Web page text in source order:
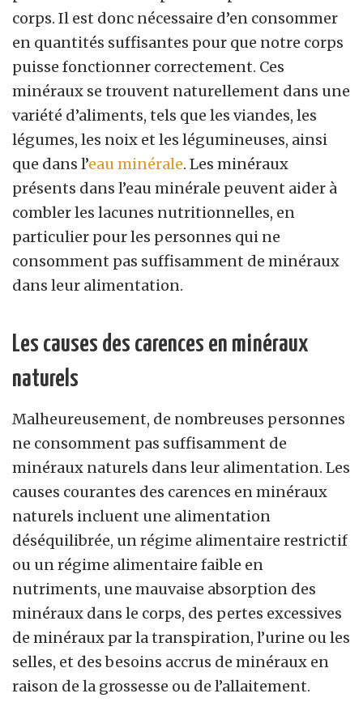
corps. Il est donc nécessaire d’en consommer
en quantités suffisantes pour que notre corps
puisse fonctionner correctement. Ces
minéraux se trouvent naturellement dans une
variété d’aliments, tels que les viandes, les
légumes, les noix et les légumineuses, ainsi
que dans l’eau minérale. Les minéraux
présents dans l’eau minérale peuvent aider à
combler les lacunes nutritionnelles, en
particulier pour les personnes qui ne
consomment pas suffisamment de minéraux
dans leur alimentation.
Les causes des carences en minéraux
naturels
Malheureusement, de nombreuses personnes
ne consomment pas suffisamment de
minéraux naturels dans leur alimentation. Les
causes courantes des carences en minéraux
naturels incluent une alimentation
déséquilibrée, un régime alimentaire restrictif
ou un régime alimentaire faible en
nutriments, une mauvaise absorption des
minéraux dans le corps, des pertes excessives
de minéraux par la transpiration, l’urine ou les
selles, et des besoins accrus de minéraux en
raison de la grossesse ou de l’allaitement.